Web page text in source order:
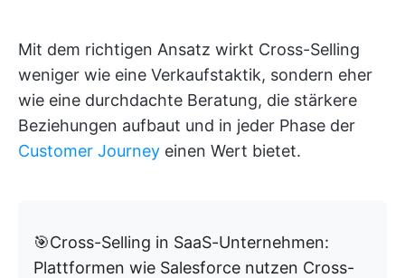
Mit dem richtigen Ansatz wirkt Cross-Selling
weniger wie eine Verkaufstaktik, sondern eher
wie eine durchdachte Beratung, die stärkere
Beziehungen aufbaut und in jeder Phase der
Customer Journey einen Wert bietet.
🎯Cross-Selling in SaaS-Unternehmen:
Plattformen wie Salesforce nutzen Cross-